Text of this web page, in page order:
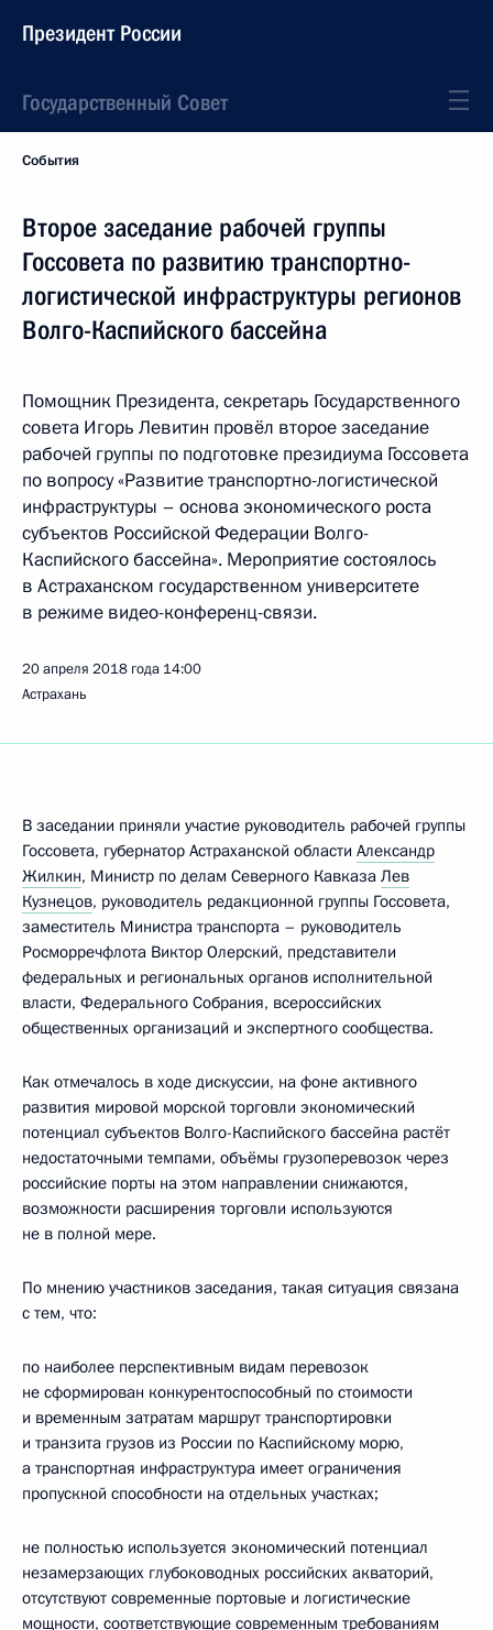
Президент России
Государственный Совет
События
Второе заседание рабочей группы
Госсовета по развитию транспортно-
логистической инфраструктуры регионов
Волго-Каспийского бассейна
Помощник Президента, секретарь Государственного
совета Игорь Левитин провёл второе заседание
рабочей группы по подготовке президиума Госсовета
по вопросу «Развитие транспортно-логистической
инфраструктуры – основа экономического роста
субъектов Российской Федерации Волго-
Каспийского бассейна». Мероприятие состоялось
в Астраханском государственном университете
в режиме видео-конференц-связи.
20 апреля 2018 года 14:00
Астрахань
В заседании приняли участие руководитель рабочей группы
Госсовета, губернатор Астраханской области Александр
Жилкин, Министр по делам Северного Кавказа Лев
Кузнецов, руководитель редакционной группы Госсовета,
заместитель Министра транспорта – руководитель
Росморречфлота Виктор Олерский, представители
федеральных и региональных органов исполнительной
власти, Федерального Собрания, всероссийских
общественных организаций и экспертного сообщества.
Как отмечалось в ходе дискуссии, на фоне активного
развития мировой морской торговли экономический
потенциал субъектов Волго-Каспийского бассейна растёт
недостаточными темпами, объёмы грузоперевозок через
российские порты на этом направлении снижаются,
возможности расширения торговли используются
не в полной мере.
По мнению участников заседания, такая ситуация связана
с тем, что:
по наиболее перспективным видам перевозок
не сформирован конкурентоспособный по стоимости
и временным затратам маршрут транспортировки
и транзита грузов из России по Каспийскому морю,
а транспортная инфраструктура имеет ограничения
пропускной способности на отдельных участках;
не полностью используется экономический потенциал
незамерзающих глубоководных российских акваторий,
отсутствуют современные портовые и логистические
мощности, соответствующие современным требованиям